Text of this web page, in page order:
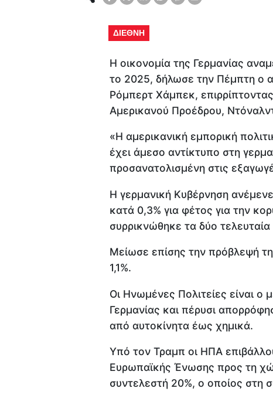
ΔΙΕΘΝΗ
Η οικονομία της Γερμανίας
το 2025, δήλωσε την Πέμπτη ο
Ρόμπερτ Χάμπεκ,
Αμερικανού Προέδρου,
«Η αμερικανική εμπορική
έχει άμεσο αντίκτυπο στη
προσανατολισμένη στις
Η γερμανική Κυβέρνηση
κατά 0,3% για φέτος για την
συρρικνώθηκε τα δύο τελευταία
Μείωσε επίσης την πρόβλεψή
1,1%.
Οι Ηνωμένες Πολιτείες είναι ο
Γερμανίας και πέρυσι
από αυτοκίνητα έως χημικά.
Υπό τον Τραμπ οι ΗΠΑ
Ευρωπαϊκής Ένωσης προς τη
συντελεστή 20%, ο οποίος στη